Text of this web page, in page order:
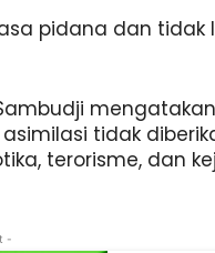
pidana dan tidak
tidak
terorisme, dan
-